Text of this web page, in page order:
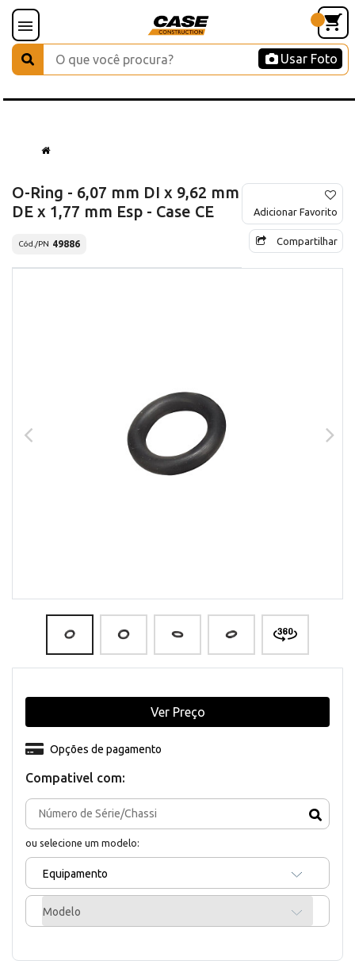
Usar Foto
O-Ring - 6,07 mm DI x 9,62 mm
DE x 1,77 mm Esp - Case CE
Cód./PN 49886
Adicionar Favorito
Compartilhar
Compativel com:
ou selecione um modelo:
Equipamento
Modelo
Opções de pagamento
Ver Preço